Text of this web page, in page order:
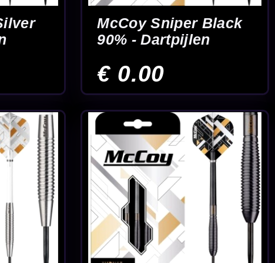
de juiste service.
Points.
Custom made dartpijlen
Handmade dartpijlen geproduceerd in onze eigen
werkplaats. Gemaakt op aanvraag.